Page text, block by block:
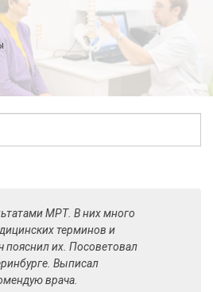
МРТ​. В них много
терминов и
пояснил их. Посоветовал
Выписал
врача.